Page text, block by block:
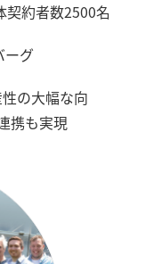
契約者数2500名
ーグ
の大幅な向
携も実現